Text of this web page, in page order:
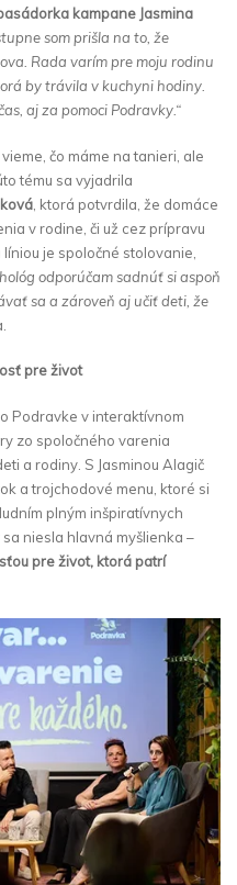
kampane Jasmina
som prišla na to, že
Rada varím pre moju rodinu
by trávila v kuchyni hodiny.
aj za pomoci Podravky.“
čo máme na tanieri, ale
tému sa vyjadrila
, ktorá potvrdila, že domáce
v rodine, či už cez prípravu
je spoločné stolovanie,
odporúčam sadnúť si aspoň
sa a zároveň aj učiť deti, že
pre život
Podravke v interaktívnom
zo spoločného varenia
a rodiny. S Jasminou Alagič
a trojchodové menu, ktoré si
plným inšpiratívnych
niesla hlavná myšlienka –
pre život, ktorá patrí